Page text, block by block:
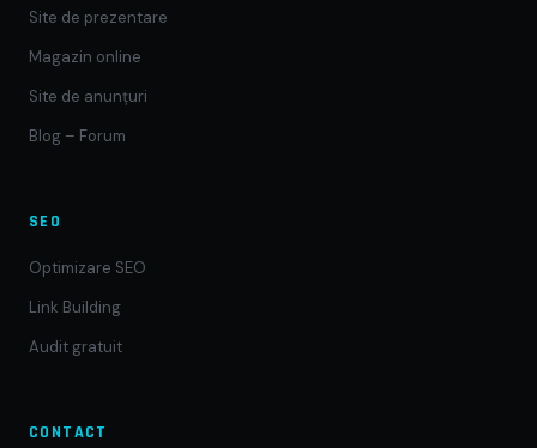
Site de prezentare
Magazin online
Site de anunțuri
Blog – Forum
SEO
Optimizare SEO
Link Building
Audit gratuit
CONTACT